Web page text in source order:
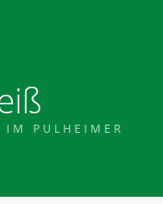
IM PULHEIMER